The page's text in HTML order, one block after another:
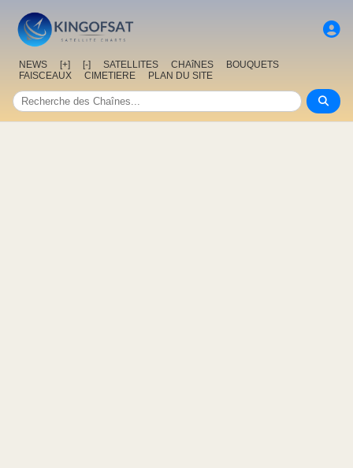
NEWS [+] [-] SATELLITES CHAîNES
BOUQUETS
FAISCEAUX
CIMETIERE PLAN DU SITE